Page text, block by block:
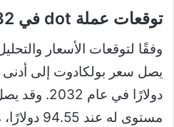
توقعات عملة dot في 2032
وفقًا لتوقعات الأسعار
مستوى له